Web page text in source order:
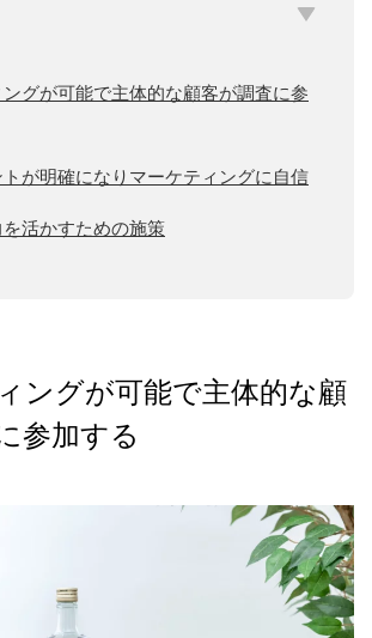
ングが可能で主体的な顧客が調査に参
が明確になりマーケティングに自信
活かすための施策
ングが可能で主体的な顧
参加する